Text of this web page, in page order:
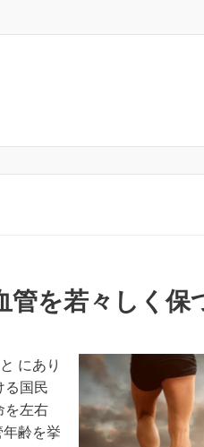
管を若々しく保
にあり
る国民
を左右
齢を挙